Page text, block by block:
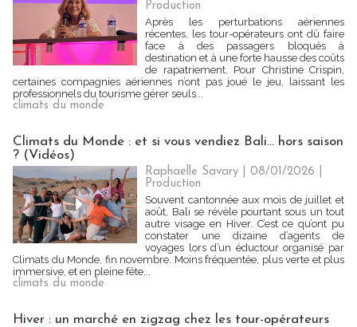
Production
Après les perturbations aériennes
récentes, les tour-opérateurs ont dû faire
face à des passagers bloqués à
destination et à une forte hausse des coûts
de rapatriement. Pour Christine Crispin,
certaines compagnies aériennes n’ont pas joué le jeu, laissant les
professionnels du tourisme gérer seuls...
climats du monde
Climats du Monde : et si vous vendiez Bali… hors saison
? (Vidéos)
Raphaelle Savary | 08/01/2026
Production
Souvent cantonnée aux mois de juillet et
août, Bali se révèle pourtant sous un tout
autre visage en Hiver. C’est ce qu’ont pu
constater une dizaine d’agents de
voyages lors d’un éductour organisé par
Climats du Monde, fin novembre. Moins fréquentée, plus verte et plus
immersive, et en pleine fête...
climats du monde
Hiver : un marché en zigzag chez les tour-opérateurs